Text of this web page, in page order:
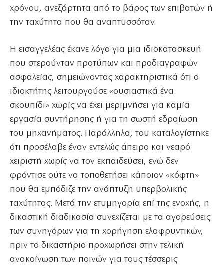
χρόνου, ανεξάρτητα από το βάρος των επιβατών ή
την ταχύτητα που θα αναπτυσσόταν.
Η εισαγγελέας έκανε λόγο για μια ιδιοκατασκευή
που στερούνταν προτύπων και προδιαγραφών
ασφαλείας, σημειώνοντας χαρακτηριστικά ότι ο
ιδιοκτήτης λειτουργούσε «ουσιαστικά ένα
σκουπίδι» χωρίς να έχει μεριμνήσει για καμία
εργασία συντήρησης ή για τη σωστή εδραίωση
του μηχανήματος. Παράλληλα, του καταλογίστηκε
ότι προσέλαβε έναν εντελώς άπειρο και νεαρό
χειριστή χωρίς να τον εκπαιδεύσει, ενώ δεν
φρόντισε ούτε να τοποθετήσει κάποιον «κόφτη»
που θα εμπόδιζε την ανάπτυξη υπερβολικής
ταχύτητας. Μετά την ετυμηγορία επί της ενοχής, η
δικαστική διαδικασία συνεχίζεται με τα αγορεύσεις
των συνηγόρων για τη χορήγηση ελαφρυντικών,
πριν το δικαστήριο προχωρήσει στην τελική
ανακοίνωση των ποινών για τους τέσσερις